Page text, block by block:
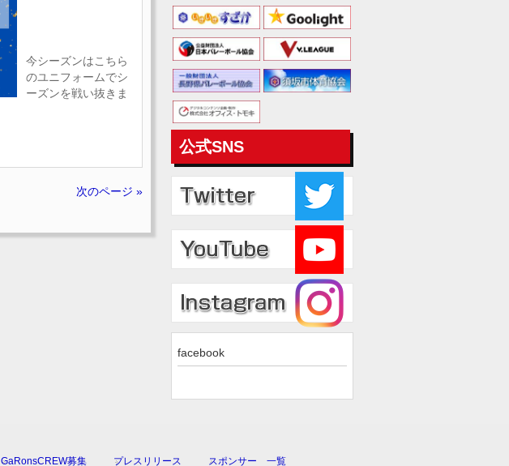
今シーズンはこちら
のユニフォームでシ
ーズンを戦い抜きま
次のページ »
公式SNS
facebook
GaRonsCREW募集 プレスリリース スポンサー 一覧